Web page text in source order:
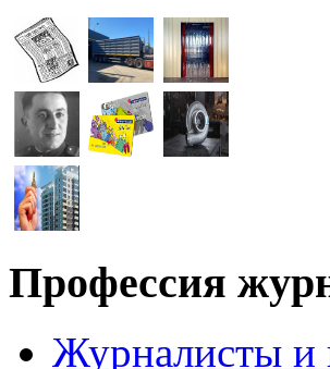
Профессия
Журналисты и